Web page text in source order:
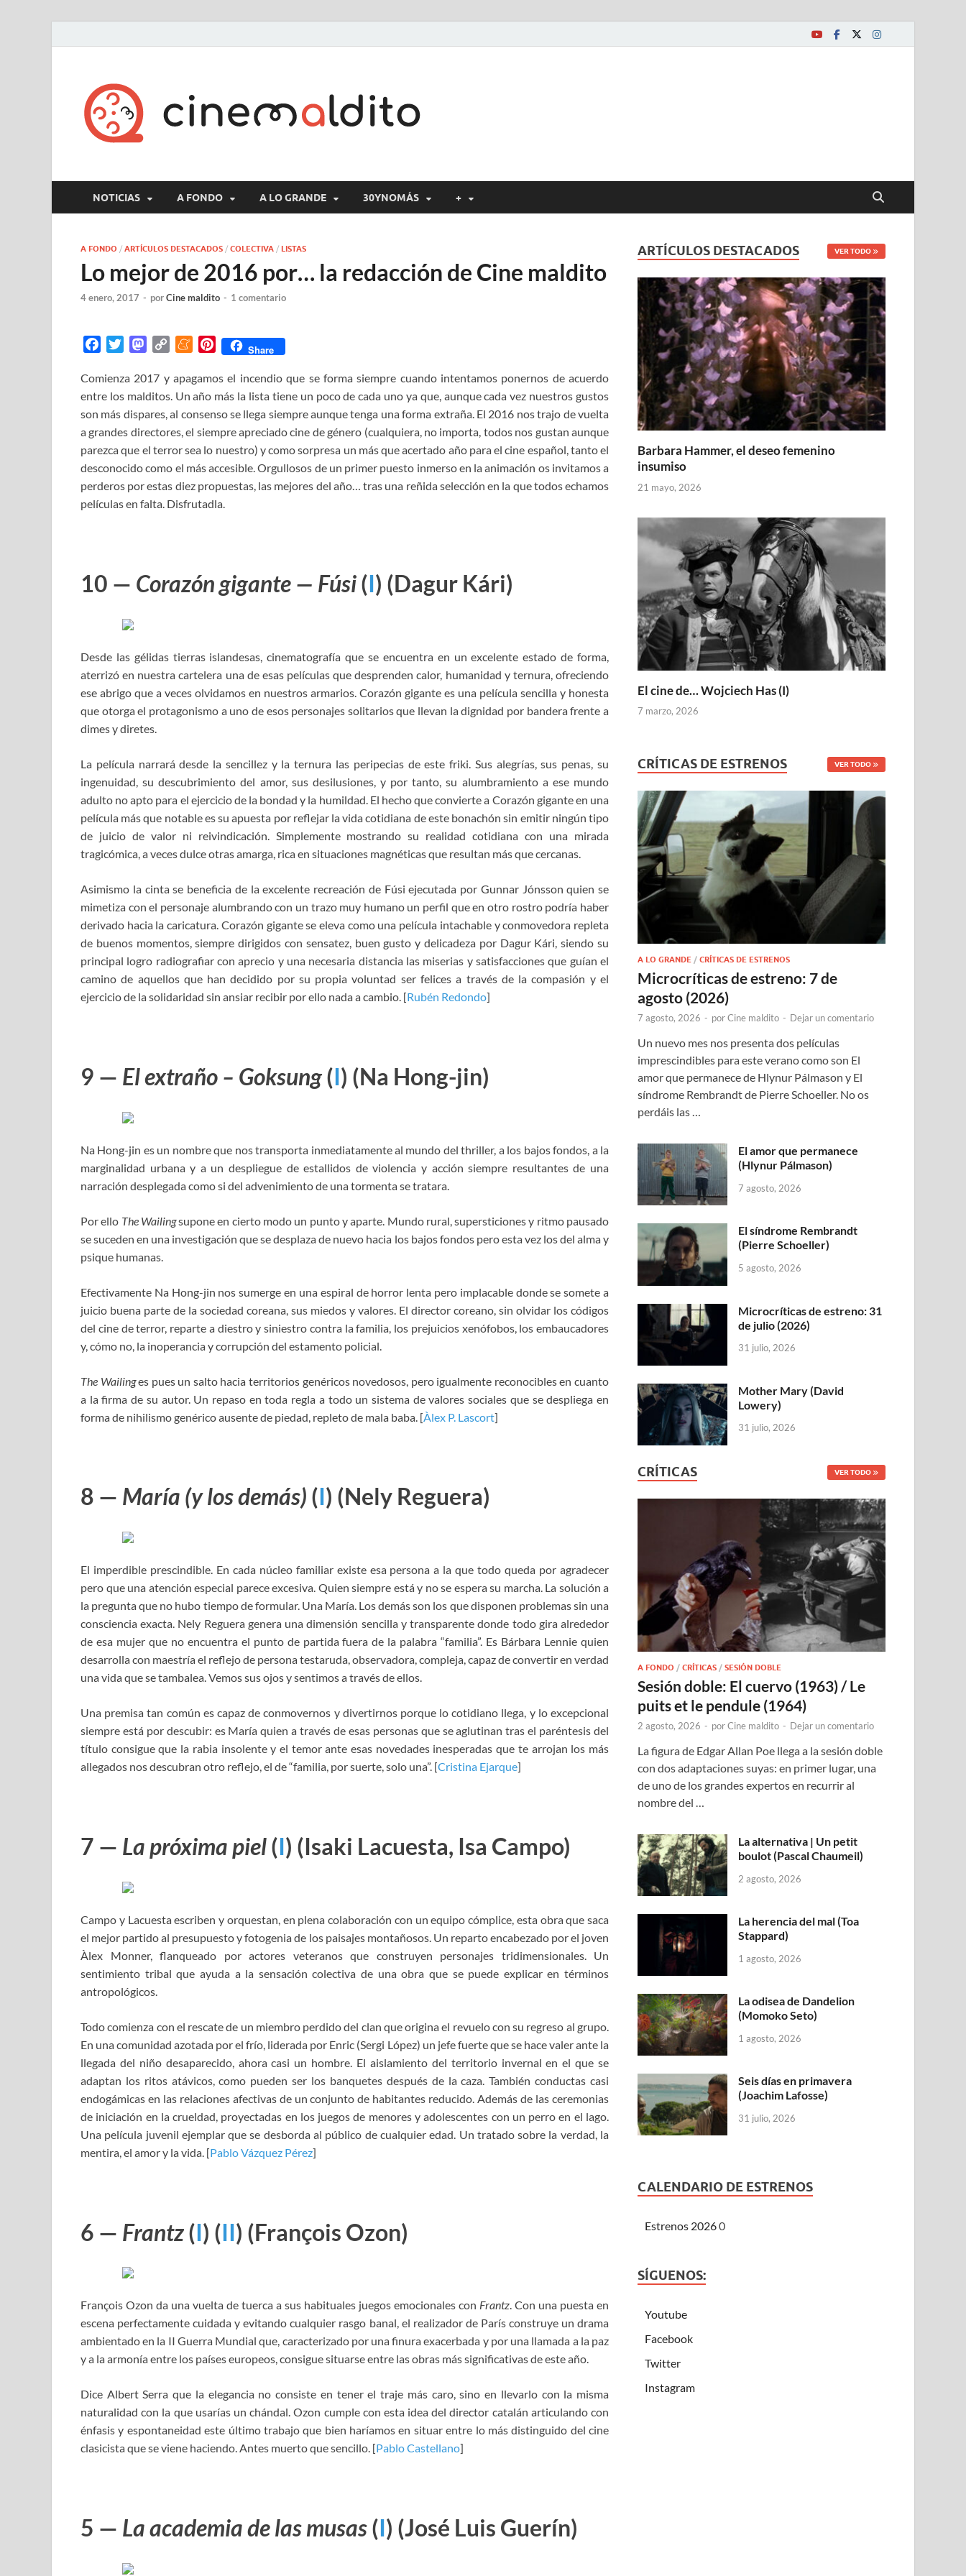
NOTICIAS A FONDO A LO GRANDE 30YNOMÁS +
A FONDO / ARTÍCULOS DESTACADOS / COLECTIVA / LISTAS
Lo mejor de 2016 por… la redacción de Cine maldito
4 enero, 2017 - porCine maldito - 1 comentario
c
e
b
o
o
k
i
t
t
e
r
M
s
t
o
d
o
n
p
y
L
i
n
k
M
n
e
a
m
e
P
n
t
e
r
e
s
t
Share
Comienza 2017 y apagamos el incendio que se forma siempre cuando intentamos ponernos de acuerdo
entre los malditos. Un año más la lista tiene un poco de cada uno ya que, aunque cada vez nuestros gustos
son más dispares, al consenso se llega siempre aunque tenga una forma extraña. El 2016 nos trajo de vuelta
a grandes directores, el siempre apreciado cine de género (cualquiera, no importa, todos nos gustan aunque
parezca que el terror sea lo nuestro) y como sorpresa un más que acertado año para el cine español, tanto el
desconocido como el más accesible. Orgullosos de un primer puesto inmerso en la animación os invitamos a
perderos por estas diez propuestas, las mejores del año… tras una reñida selección en la que todos echamos
películas en falta. Disfrutadla.
10 — Corazón gigante — Fúsi(I) (Dagur Kári)
Desde las gélidas tierras islandesas, cinematografía que se encuentra en un excelente estado de forma,
aterrizó en nuestra cartelera una de esas películas que desprenden calor, humanidad y ternura, ofreciendo
ese abrigo que a veces olvidamos en nuestros armarios. Corazón gigante es una película sencilla y honesta
que otorga el protagonismo a uno de esos personajes solitarios que llevan la dignidad por bandera frente a
dimes y diretes.
La película narrará desde la sencillez y la ternura las peripecias de este friki. Sus alegrías, sus penas, su
ingenuidad, su descubrimiento del amor, sus desilusiones, y por tanto, su alumbramiento a ese mundo
adulto no apto para el ejercicio de la bondad y la humildad. El hecho que convierte a Corazón gigante en una
película más que notable es su apuesta por reflejar la vida cotidiana de este bonachón sin emitir ningún tipo
de juicio de valor ni reivindicación. Simplemente mostrando su realidad cotidiana con una mirada
tragicómica, a veces dulce otras amarga, rica en situaciones magnéticas que resultan más que cercanas.
Asimismo la cinta se beneficia de la excelente recreación de Fúsi ejecutada por Gunnar Jónsson quien se
mimetiza con el personaje alumbrando con un trazo muy humano un perfil que en otro rostro podría haber
derivado hacia la caricatura. Corazón gigante se eleva como una película intachable y conmovedora repleta
de buenos momentos, siempre dirigidos con sensatez, buen gusto y delicadeza por Dagur Kári, siendo su
principal logro radiografiar con aprecio y una necesaria distancia las miserias y satisfacciones que guían el
camino de aquellos que han decidido por su propia voluntad ser felices a través de la compasión y el
ejercicio de la solidaridad sin ansiar recibir por ello nada a cambio. [Rubén Redondo]
9 — El extraño – Goksung(I) (Na Hong-jin)
Na Hong-jin es un nombre que nos transporta inmediatamente al mundo del thriller, a los bajos fondos, a la
marginalidad urbana y a un despliegue de estallidos de violencia y acción siempre resultantes de una
narración desplegada como si del advenimiento de una tormenta se tratara.
Por ello The Wailingsupone en cierto modo un punto y aparte. Mundo rural, supersticiones y ritmo pausado
se suceden en una investigación que se desplaza de nuevo hacia los bajos fondos pero esta vez los del alma y
psique humanas.
Efectivamente Na Hong-jin nos sumerge en una espiral de horror lenta pero implacable donde se somete a
juicio buena parte de la sociedad coreana, sus miedos y valores. El director coreano, sin olvidar los códigos
del cine de terror, reparte a diestro y siniestro contra la familia, los prejuicios xenófobos, los embaucadores
y, cómo no, la inoperancia y corrupción del estamento policial.
The Wailinges pues un salto hacia territorios genéricos novedosos, pero igualmente reconocibles en cuanto
a la firma de su autor. Un repaso en toda regla a todo un sistema de valores sociales que se despliega en
forma de nihilismo genérico ausente de piedad, repleto de mala baba. [Àlex P. Lascort]
8 — María (y los demás) (I) (Nely Reguera)
El imperdible prescindible. En cada núcleo familiar existe esa persona a la que todo queda por agradecer
pero que una atención especial parece excesiva. Quien siempre está y no se espera su marcha. La solución a
la pregunta que no hubo tiempo de formular. Una María. Los demás son los que disponen problemas sin una
consciencia exacta. Nely Reguera genera una dimensión sencilla y transparente donde todo gira alrededor
de esa mujer que no encuentra el punto de partida fuera de la palabra “familia”. Es Bárbara Lennie quien
desarrolla con maestría el reflejo de persona testaruda, observadora, compleja, capaz de convertir en verdad
una vida que se tambalea. Vemos sus ojos y sentimos a través de ellos.
Una premisa tan común es capaz de conmovernos y divertirnos porque lo cotidiano llega, y lo excepcional
siempre está por descubir: es María quien a través de esas personas que se aglutinan tras el paréntesis del
título consigue que la rabia insolente y el temor ante esas novedades inesperadas que te arrojan los más
allegados nos descubran otro reflejo, el de “familia, por suerte, solo una”. [Cristina Ejarque]
7 — La próxima piel(I) (Isaki Lacuesta, Isa Campo)
Campo y Lacuesta escriben y orquestan, en plena colaboración con un equipo cómplice, esta obra que saca
el mejor partido al presupuesto y fotogenia de los paisajes montañosos. Un reparto encabezado por el joven
Àlex Monner, flanqueado por actores veteranos que construyen personajes tridimensionales. Un
sentimiento tribal que ayuda a la sensación colectiva de una obra que se puede explicar en términos
antropológicos.
Todo comienza con el rescate de un miembro perdido del clan que origina el revuelo con su regreso al grupo.
En una comunidad azotada por el frío, liderada por Enric (Sergi López) un jefe fuerte que se hace valer ante la
llegada del niño desaparecido, ahora casi un hombre. El aislamiento del territorio invernal en el que se
adaptan los ritos atávicos, como pueden ser los banquetes después de la caza. También conductas casi
endogámicas en las relaciones afectivas de un conjunto de habitantes reducido. Además de las ceremonias
de iniciación en la crueldad, proyectadas en los juegos de menores y adolescentes con un perro en el lago.
Una película juvenil ejemplar que se desborda al público de cualquier edad. Un tratado sobre la verdad, la
mentira, el amor y la vida. [Pablo Vázquez Pérez]
6 — Frantz(I) (II) (François Ozon)
François Ozon da una vuelta de tuerca a sus habituales juegos emocionales con Frantz. Con una puesta en
escena perfectamente cuidada y evitando cualquier rasgo banal, el realizador de París construye un drama
ambientado en la II Guerra Mundial que, caracterizado por una finura exacerbada y por una llamada a la paz
y a la armonía entre los países europeos, consigue situarse entre las obras más significativas de este año.
Dice Albert Serra que la elegancia no consiste en tener el traje más caro, sino en llevarlo con la misma
naturalidad con la que usarías un chándal. Ozon cumple con esta idea del director catalán articulando con
énfasis y espontaneidad este último trabajo que bien haríamos en situar entre lo más distinguido del cine
clasicista que se viene haciendo. Antes muerto que sencillo. [Pablo Castellano]
5 — La academia de las musas(I) (José Luis Guerín)
ARTÍCULOS DESTACADOS VER TODO
Barbara Hammer, el deseo femenino
insumiso
21 mayo, 2026
El cine de… Wojciech Has (I)
7 marzo, 2026
CRÍTICAS DE ESTRENOS VER TODO
A LO GRANDE /CRÍTICAS DE ESTRENOS
Microcríticas de estreno: 7 de
agosto (2026)
7 agosto, 2026 - porCine maldito - Dejar un comentario
Un nuevo mes nos presenta dos películas
imprescindibles para este verano como son El
amor que permanece de Hlynur Pálmason y El
síndrome Rembrandt de Pierre Schoeller. No os
perdáis las …
El amor que permanece
(Hlynur Pálmason)
7 agosto, 2026
El síndrome Rembrandt
(Pierre Schoeller)
5 agosto, 2026
Microcríticas de estreno: 31
de julio (2026)
31 julio, 2026
Mother Mary (David
Lowery)
31 julio, 2026
CRÍTICAS VER TODO
A FONDO /CRÍTICAS /SESIÓN DOBLE
Sesión doble: El cuervo (1963) / Le
puits et le pendule (1964)
2 agosto, 2026 - porCine maldito - Dejar un comentario
La figura de Edgar Allan Poe llega a la sesión doble
con dos adaptaciones suyas: en primer lugar, una
de uno de los grandes expertos en recurrir al
nombre del …
La alternativa | Un petit
boulot (Pascal Chaumeil)
2 agosto, 2026
La herencia del mal (Toa
Stappard)
1 agosto, 2026
La odisea de Dandelion
(Momoko Seto)
1 agosto, 2026
Seis días en primavera
(Joachim Lafosse)
31 julio, 2026
CALENDARIO DE ESTRENOS
Estrenos 20260
SÍGUENOS:
Youtube
Facebook
Twitter
Instagram